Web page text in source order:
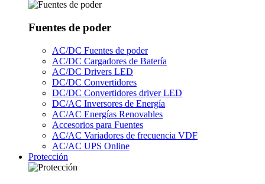
Fuentes de poder
AC/DC Fuentes de poder
AC/DC Cargadores de Batería
AC/DC Drivers LED
DC/DC Convertidores
DC/DC Convertidores driver LED
DC/AC Inversores de Energía
AC/AC Energías Renovables
Accesorios para Fuentes
AC/AC Variadores de frecuencia VDF
AC/AC UPS Online
Protección